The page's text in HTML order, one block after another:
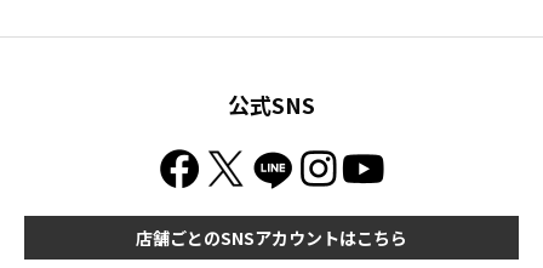
公式SNS
店舗ごとのSNSアカウントはこちら